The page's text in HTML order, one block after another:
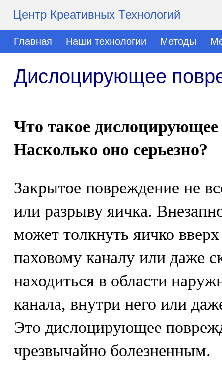
Центр Креативных Технологий
Главная Наши технологии Методы
Дислоцирующее
Что такое дислоцирующее
Насколько оно серьезно?
Закрытое повреждение не
или разрыву яичка.
может толкнуть яичко
паховому каналу или даже
находиться в области
канала, внутри него или
Это дислоцирующее
чрезвычайно болезненным.